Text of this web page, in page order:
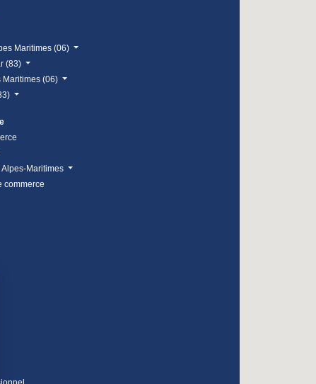
Maritimes (06)
(83)
Maritimes (06)
Maritimes
commerce